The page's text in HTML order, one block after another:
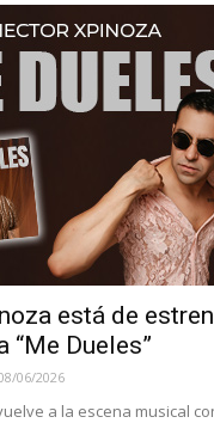
está de
“Me Dueles”
06/2026
a la escena musical